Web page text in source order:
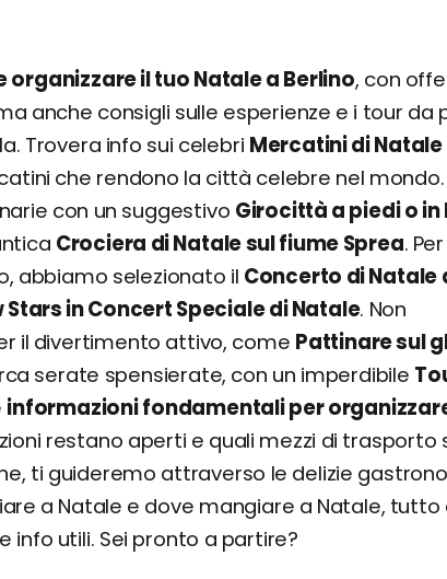
organizzare il tuo Natale a Berlino, con
anche consigli sulle esperienze e i tour da
Trovera info sui celebri Mercatini di Natale
che rendono la città celebre nel mondo.
con un suggestivo Girocittà a piedi o in
Crociera di Natale sul fiume Sprea.
abbiamo selezionato il Concerto di Natale
Stars in Concert Speciale di Natale. Non
il divertimento attivo, come Pattinare sul
serate spensierate, con un imperdibile
informazioni fondamentali per
restano aperti e quali mezzi di trasporto
ti guideremo attraverso le delizie
a Natale e dove mangiare a Natale,
info utili. Sei pronto a partire?